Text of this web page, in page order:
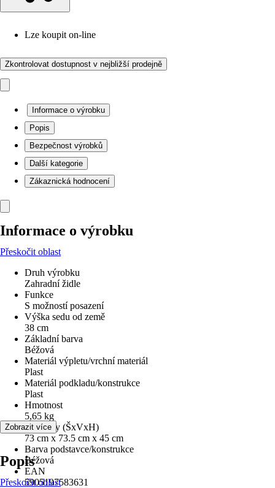
Lze koupit on-line
Zkontrolovat dostupnost v nejbližší prodejně
Informace o výrobku
Popis
Bezpečnost výrobků
Další kategorie
Zákaznická hodnocení
Informace o výrobku
Přeskočit oblast
Druh výrobku
Zahradní židle
Funkce
S možností posazení
Výška sedu od země
38 cm
Základní barva
Béžová
Materiál výpletu/vrchní materiál
Plast
Materiál podkladu/konstrukce
Plast
Hmotnost
5,65 kg
Rozměry (ŠxVxH)
73 cm x 73.5 cm x 45 cm
Barva podstavce/konstrukce
Béžová
EAN
5905197583631
Zobrazit více
Popis
Přeskočit oblast